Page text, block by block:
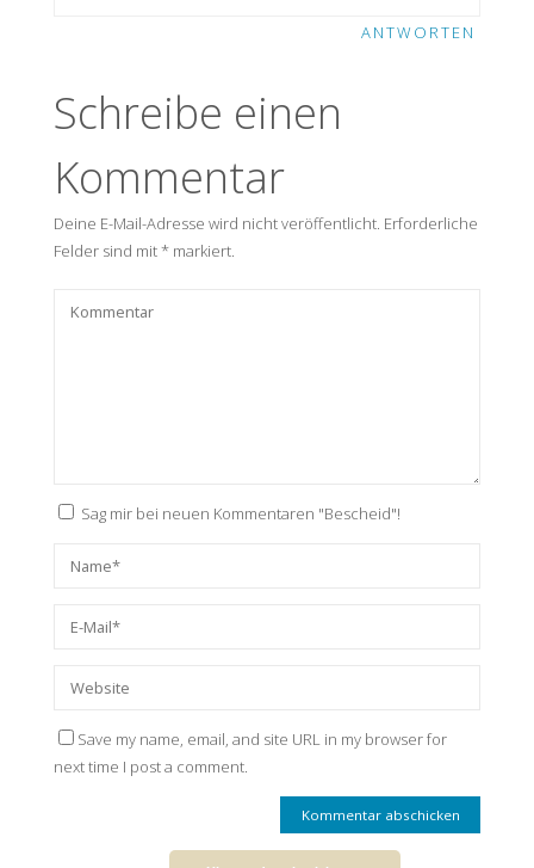
ANTWORTEN
Schreibe einen
Kommentar
Deine E-Mail-Adresse wird nicht veröffentlicht. Erforderliche
Felder sind mit*markiert.
Sag mir bei neuen Kommentaren "Bescheid"!
Save my name, email, and site URL in my browser for
next time I post a comment.